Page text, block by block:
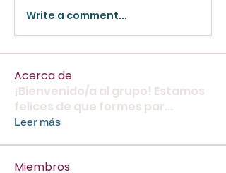
Write a comment...
Acerca de
¡Bienvenido/a al grupo! Estamos
felices de que formes par...
Leer más
Miembros